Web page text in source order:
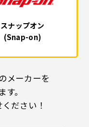
スナップオン
(Snap-on)
メーカーを
。
ださい！